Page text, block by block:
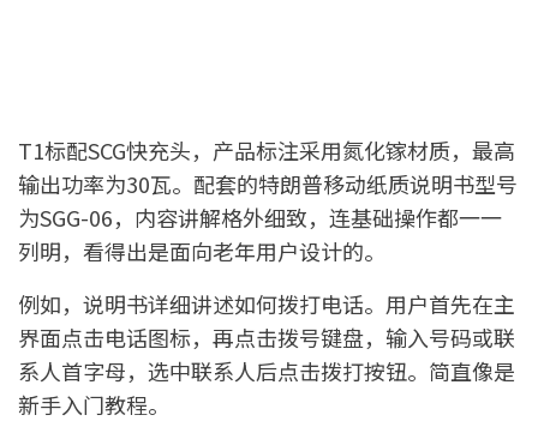
T1标配SCG快充头，产品标注采用氮化镓材质，最高
输出功率为30瓦。配套的特朗普移动纸质说明书型号
为SGG-06，内容讲解格外细致，连基础操作都一一
列明，看得出是面向老年用户设计的。
例如，说明书详细讲述如何拨打电话。用户首先在主
界面点击电话图标，再点击拨号键盘，输入号码或联
系人首字母，选中联系人后点击拨打按钮。简直像是
新手入门教程。